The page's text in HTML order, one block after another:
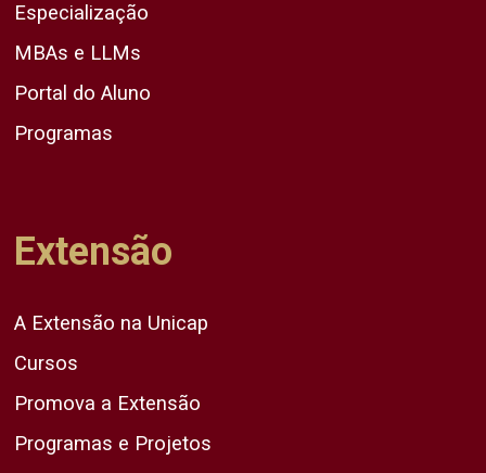
Especialização
MBAs e LLMs
Portal do Aluno
Programas
Extensão
A Extensão na Unicap
Cursos
Promova a Extensão
Programas e Projetos